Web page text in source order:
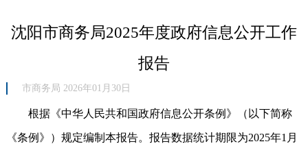
沈阳市商务局2025年度政府信息公开工作
报告
市商务局 2026年01月30日
根据《中华人民共和国政府信息公开条例》（以下简称
《条例》）规定编制本报告。报告数据统计期限为2025年1月